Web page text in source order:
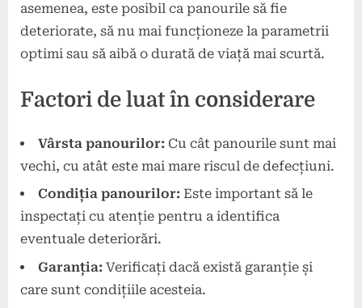
asemenea, este posibil ca panourile să fie
deteriorate, să nu mai funcționeze la parametrii
optimi sau să aibă o durată de viață mai scurtă.
Factori de luat în considerare
Vârsta panourilor: Cu cât panourile sunt mai
vechi, cu atât este mai mare riscul de defecțiuni.
Condiția panourilor: Este important să le
inspectați cu atenție pentru a identifica
eventuale deteriorări.
Garanția: Verificați dacă există garanție și
care sunt condițiile acesteia.